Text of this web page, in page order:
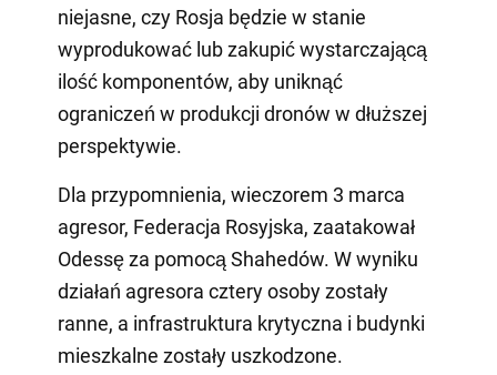
niejasne, czy Rosja będzie w stanie
wyprodukować lub zakupić wystarczającą
ilość komponentów, aby uniknąć
ograniczeń w produkcji dronów w dłuższej
perspektywie.
Dla przypomnienia, wieczorem 3 marca
agresor, Federacja Rosyjska, zaatakował
Odessę za pomocą Shahedów. W wyniku
działań agresora cztery osoby zostały
ranne, a infrastruktura krytyczna i budynki
mieszkalne zostały uszkodzone.